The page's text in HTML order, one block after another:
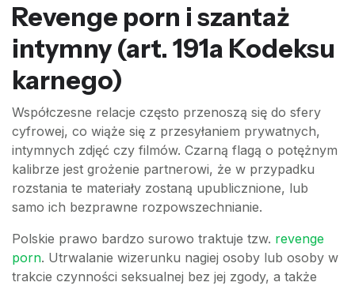
Revenge porn i szantaż
intymny (art. 191a Kodeksu
karnego)
Współczesne relacje często przenoszą się do sfery
cyfrowej, co wiąże się z przesyłaniem prywatnych,
intymnych zdjęć czy filmów. Czarną flagą o potężnym
kalibrze jest grożenie partnerowi, że w przypadku
rozstania te materiały zostaną upublicznione, lub
samo ich bezprawne rozpowszechnianie.
Polskie prawo bardzo surowo traktuje tzw. revenge
porn. Utrwalanie wizerunku nagiej osoby lub osoby w
trakcie czynności seksualnej bez jej zgody, a także